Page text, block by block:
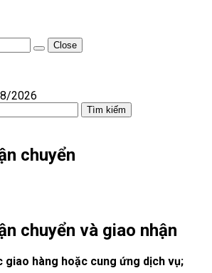
Close
2026
Tìm kiếm
chuyển
chuyển và giao nhận
giao hàng hoặc cung ứng dịch vụ;